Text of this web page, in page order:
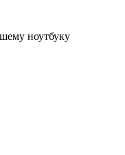
ноутбуку